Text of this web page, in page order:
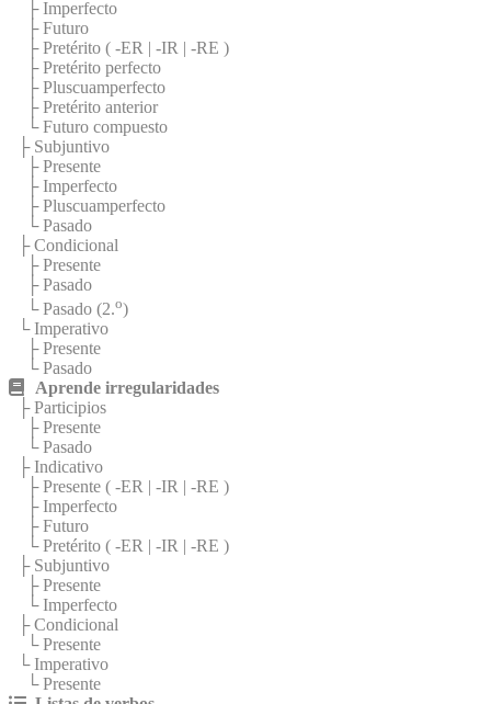
├ Imperfecto
├ Futuro
├ Pretérito ( -ER | -IR | -RE )
├ Pretérito perfecto
├ Pluscuamperfecto
├ Pretérito anterior
└ Futuro compuesto
├ Subjuntivo
├ Presente
├ Imperfecto
├ Pluscuamperfecto
└ Pasado
├ Condicional
├ Presente
├ Pasado
└ Pasado (2.o)
└ Imperativo
├ Presente
└ Pasado
Aprende irregularidades
├ Participios
├ Presente
└ Pasado
├ Indicativo
├ Presente ( -ER | -IR | -RE )
├ Imperfecto
├ Futuro
└ Pretérito ( -ER | -IR | -RE )
├ Subjuntivo
├ Presente
└ Imperfecto
├ Condicional
└ Presente
└ Imperativo
└ Presente